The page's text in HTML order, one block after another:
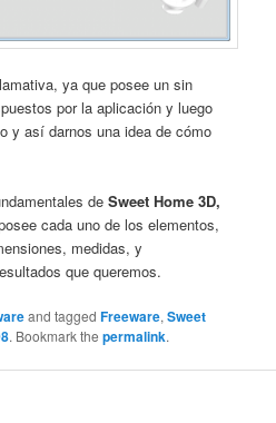
ya que posee un sin
por la aplicación y luego
y así darnos una idea de cómo
deSweet Home 3D,
cada uno de los elementos,
medidas, y
que queremos.
and taggedFreeware,Sweet
. Bookmark thepermalink.